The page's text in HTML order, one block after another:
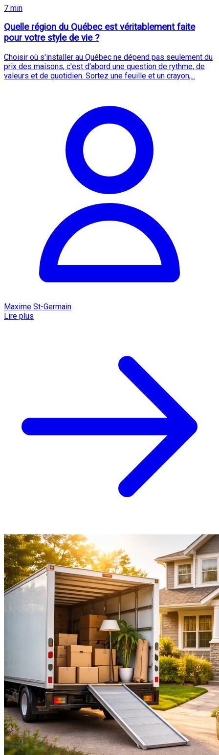
7 min
Quelle région du Québec est véritablement faite
pour votre style de vie ?
Choisir où s'installer au Québec ne dépend pas seulement du
prix des maisons, c'est d'abord une question de rythme, de
valeurs et de quotidien. Sortez une feuille et un crayon,...
Maxime St-Germain
Lire plus